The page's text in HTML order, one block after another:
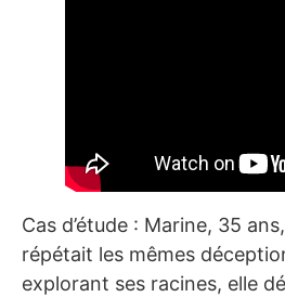
Cas d’étude : Marine, 35
répétait les mêmes
explorant ses racines, elle